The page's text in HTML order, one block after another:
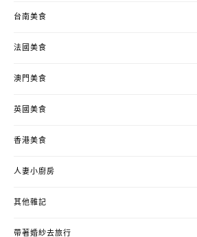
台南美食
法國美食
澳門美食
英國美食
香港美食
人妻小廚房
其他雜記
帶著婚紗去旅行